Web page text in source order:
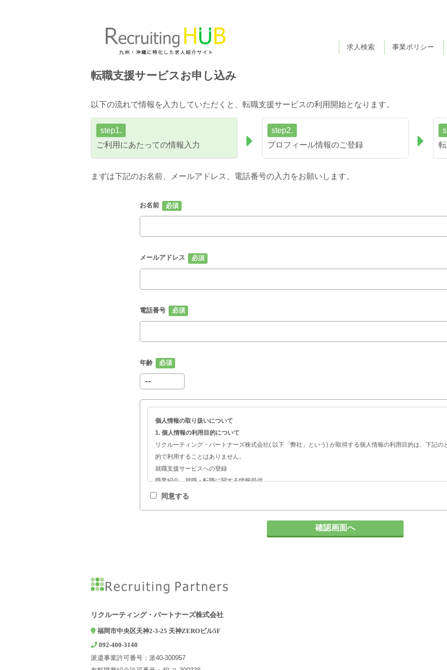
求人検索 事業ポリシー
転職支援サービスお申し込み
以下の流れで情報を入力していただくと、転職支援サービスの利用開始となります。
step1.
ご利用にあたっての情報入力
step2.
プロフィール情報のご登録
まずは下記のお名前、メールアドレス、電話番号の入力をお願いします。
お名前
メールアドレス
電話番号
年齢
個人情報の取り扱いについて
1. 個人情報の利用目的について
リクルーティング・パートナーズ株式会社( 以下「弊社」という) が取得する個人情報の利用目的は、下記の
的で利用することはありません。
就職支援サービスへの登録
職業紹介、就職・転職に関する情報提供
サービスの開発および求人企業の人材採用計画やマーケティング活動
弊社は、ご本人の同意がある場合、個人情報の保護に関する法律及びJISQ：15001などの法令等で認められ
4. 個人情報の開示等の請求について
求に応じております。上記事項を請求される場合は、当社「個人情報窓口」までお知らせください。
個人情報の弊社への提供は、ご本人の任意ですが、弊社に必要な情報が提供されない場合、【個人情報の利
6. 個人情報に関するお問い合せ先
同意する
リクルーティング・パートナーズ株式会社
福岡市中央区天神2-3-25 天神ZEROビル5F
092-400-3140
派遣事業許可番号：派40-300957